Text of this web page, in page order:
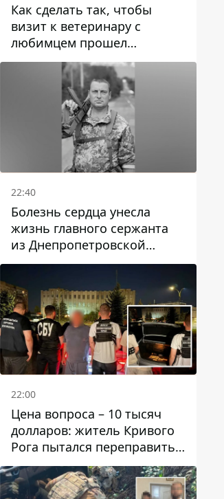
Как сделать так, чтобы
визит к ветеринару с
любимцем прошел
спокойно: простые советы
22:40
Болезнь сердца унесла
жизнь главного сержанта
из Днепропетровской
области Юрия Свистуна
22:00
Цена вопроса – 10 тысяч
долларов: житель Кривого
Рога пытался переправить
мужчину в Словакию